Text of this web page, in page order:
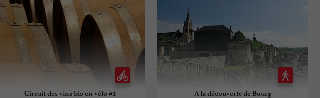
Circuit des vins bio en vélo #2 A la découverte de Bourg